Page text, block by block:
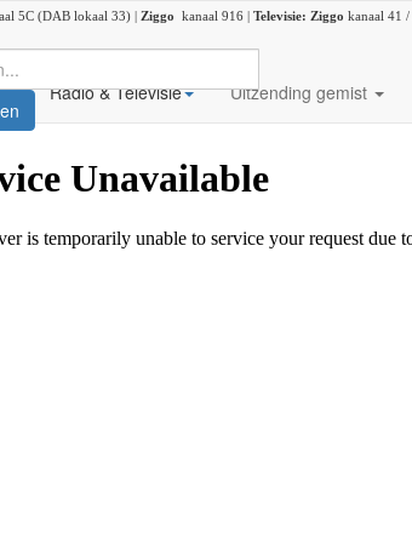
5C (DAB lokaal 33) | Ziggo kanaal 916 | Televisie: Ziggo kanaal 41 /
Radio & Televisie Uitzending gemist